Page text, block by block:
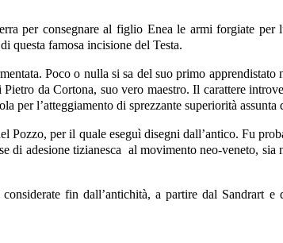
per consegnare al figlio Enea le armi forgiate
questa famosa incisione del Testa.
Poco o nulla si sa del suo primo
da Cortona, suo vero maestro. Il carattere
l’atteggiamento di sprezzante superiorità assunta
per il quale eseguì disegni dall’antico. Fu
di adesione tizianesca al movimento neo-veneto,
fin dall’antichità, a partire dal Sandrart